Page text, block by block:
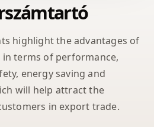
highlight the advantages of
in terms of performance,
energy saving and
will help attract the
in export trade.